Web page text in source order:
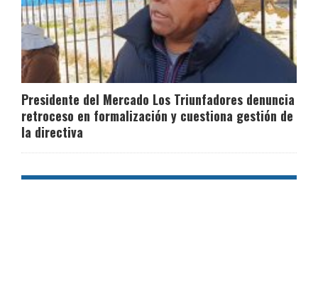
Presidente del Mercado Los Triunfadores denuncia
retroceso en formalización y cuestiona gestión de
la directiva